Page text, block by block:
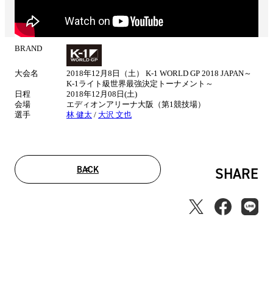
BRAND
大会名
2018年12月8日（土） K-1 WORLD GP 2018 JAPAN～
K-1ライト級世界最強決定トーナメント～
日程
2018年12月08日(土)
会場
エディオンアリーナ大阪（第1競技場）
選手
林 健太 / 大沢 文也
BACK SHARE